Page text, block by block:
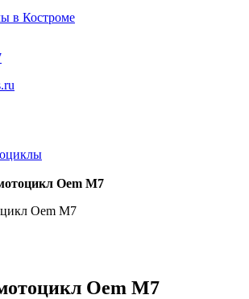
в Костроме
Oem M7
Oem M7